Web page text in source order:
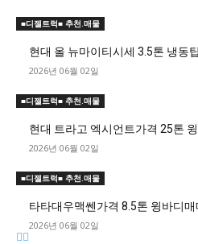
■디젤트럭■ 추천.매물
현대 올 뉴마이티시세 3.5톤 냉동
2026년 06월 02일
■디젤트럭■ 추천.매물
현대 트라고 엑시언트가격 25톤
2026년 06월 02일
■디젤트럭■ 추천.매물
타타대우맥쎈가격 8.5톤 윙바디
2026년 06월 02일